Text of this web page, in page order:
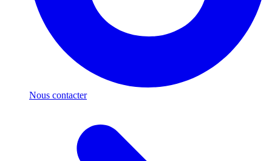
Nous contacter